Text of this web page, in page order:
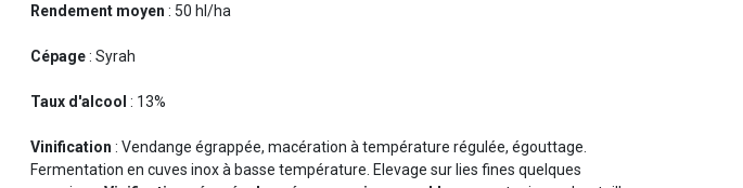
Rendement moyen : 50 hl/ha
Cépage: Syrah
Taux d'alcool : 13%
Vinification : Vendange égrappée, macération à température régulée, égouttage.
Fermentation en cuves inox à basse température. Elevage sur lies fines quelques